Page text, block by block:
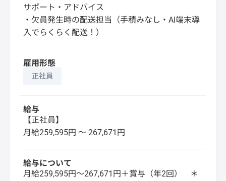
サポート・アドバイス
・欠員発生時の配送担当（手積みなし・AI端末導
入でらくらく配送！）
雇用形態
正社員
給与
【正社員】
月給259,595円 〜 267,671円
給与について
月給259,595円～267,671円＋賞与（年2回） ＊